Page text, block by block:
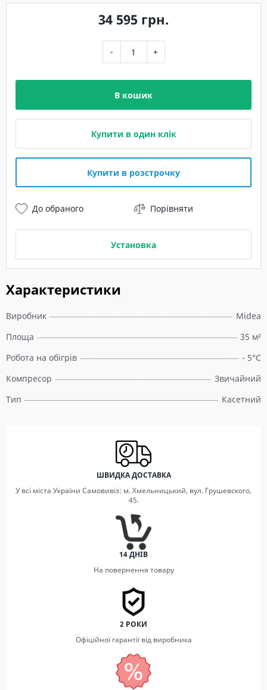
Характеристики
Виробник
Midea
Площа
35 м²
Робота на обігрів
- 5°C
Компресор
Звичайний
Тип
Касетний
34 595 грн.
- +
В кошик
Купити в один клік
Купити в розстрочку
До обраного Порівняти
Установка
ШВИДКА ДОСТАВКА
У всі міста України Самовивіз: м. Хмельницький, вул. Грушевского,
45.
14 ДНІВ
На повернення товару
2 РОКИ
Офіційної гарантії від виробника